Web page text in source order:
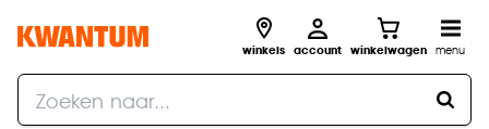
winkels account winkelwagen menu